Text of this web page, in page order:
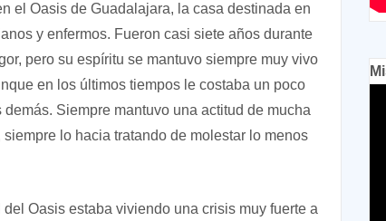
el Oasis de Guadalajara, la casa destinada en
y enfermos. Fueron casi siete años durante
pero su espíritu se mantuvo siempre muy vivo
en los últimos tiempos le costaba un poco
Siempre mantuvo una actitud de mucha
lo hacia tratando de molestar lo menos
Oasis estaba viviendo una crisis muy fuerte a